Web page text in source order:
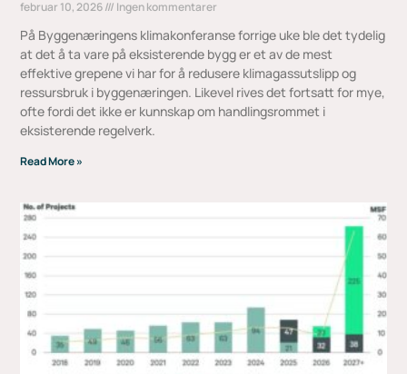
februar 10, 2026 Ingen kommentarer
På Byggenæringens klimakonferanse forrige uke ble det tydelig
at det å ta vare på eksisterende bygg er et av de mest
effektive grepene vi har for å redusere klimagassutslipp og
ressursbruk i byggenæringen. Likevel rives det fortsatt for mye,
ofte fordi det ikke er kunnskap om handlingsrommet i
eksisterende regelverk.
Read More »